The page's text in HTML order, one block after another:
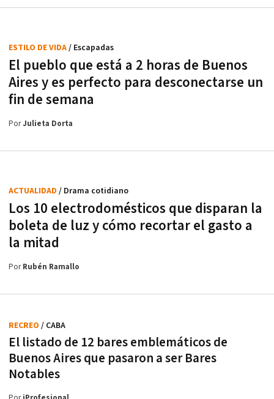
El pueblo que está a 2 horas de Buenos
Aires y es perfecto para desconectarse un
fin de semana
ESTILO DE VIDA/ Escapadas
PorJulieta Dorta
Los 10 electrodomésticos que disparan la
boleta de luz y cómo recortar el gasto a
la mitad
ACTUALIDAD / Drama cotidiano
PorRubén Ramallo
El listado de 12 bares emblemáticos de
Buenos Aires que pasaron a ser Bares
Notables
RECREO / CABA